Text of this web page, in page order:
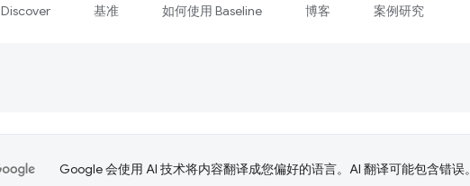
Discover 基准 如何使用 Baseline 博客 案例研究
Google 会使用 AI 技术将内容翻译成您偏好的语言。AI 翻译可能包含错误。